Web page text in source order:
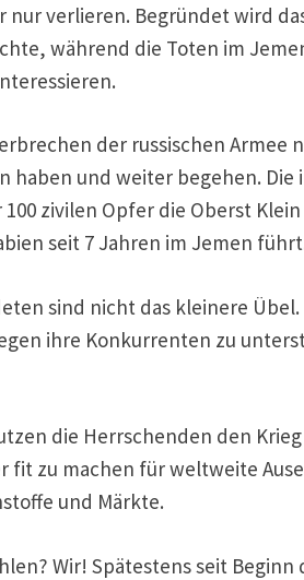
nur verlieren. Begründet wird
während die Toten im
der russischen Armee
haben und weiter begehen.
zivilen Opfer die Oberst
seit 7 Jahren im Jemen
sind nicht das kleinere
ihre Konkurrenten zu
die Herrschenden den
fit zu machen für weltweite
und Märkte.
Wir! Spätestens seit